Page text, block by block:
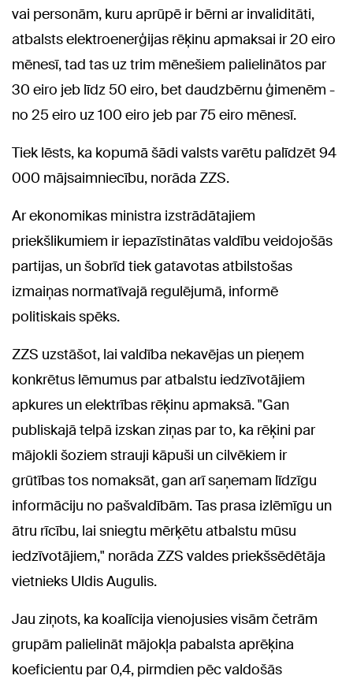
vai personām, kuru aprūpē ir bērni ar invaliditāti,
atbalsts elektroenerģijas rēķinu apmaksai ir 20 eiro
mēnesī, tad tas uz trim mēnešiem palielinātos par
30 eiro jeb līdz 50 eiro, bet daudzbērnu ģimenēm -
no 25 eiro uz 100 eiro jeb par 75 eiro mēnesī.
Tiek lēsts, ka kopumā šādi valsts varētu palīdzēt 94
000 mājsaimniecību, norāda ZZS.
Ar ekonomikas ministra izstrādātajiem
priekšlikumiem ir iepazīstinātas valdību veidojošās
partijas, un šobrīd tiek gatavotas atbilstošas
izmaiņas normatīvajā regulējumā, informē
politiskais spēks.
ZZS uzstāšot, lai valdība nekavējas un pieņem
konkrētus lēmumus par atbalstu iedzīvotājiem
apkures un elektrības rēķinu apmaksā. "Gan
publiskajā telpā izskan ziņas par to, ka rēķini par
mājokli šoziem strauji kāpuši un cilvēkiem ir
grūtības tos nomaksāt, gan arī saņemam līdzīgu
informāciju no pašvaldībām. Tas prasa izlēmīgu un
ātru rīcību, lai sniegtu mērķētu atbalstu mūsu
iedzīvotājiem," norāda ZZS valdes priekšsēdētāja
vietnieks Uldis Augulis.
Jau ziņots, ka koalīcija vienojusies visām četrām
grupām palielināt mājokļa pabalsta aprēķina
koeficientu par 0,4, pirmdien pēc valdošās